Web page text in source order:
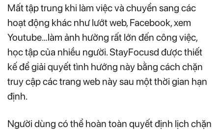
Mất tập trung khi làm việc và chuyển sang các
hoạt động khác như lướt web, Facebook, xem
Youtube…làm ảnh hưởng rất lớn đến công việc,
học tập của nhiều người. StayFocusd được thiết
kế để giải quyết tình hướng này bằng cách chặn
truy cập các trang web này sau một thời gian hạn
định.
Người dùng có thể hoàn toàn quyết định lịch chặn